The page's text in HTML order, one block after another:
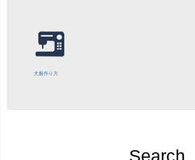
犬服作り方
Search